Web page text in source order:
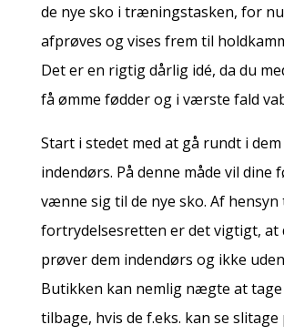
de nye sko i træningstasken, for
afprøves og vises frem til
Det er en rigtig dårlig idé, da du
få ømme fødder og i værste fald
Start i stedet med at gå rundt i
indendørs. På denne måde vil dine
vænne sig til de nye sko. Af hensyn
fortrydelsesretten er det vigtigt, at
prøver dem indendørs og ikke
Butikken kan nemlig nægte at
tilbage, hvis de f.eks. kan se slitage